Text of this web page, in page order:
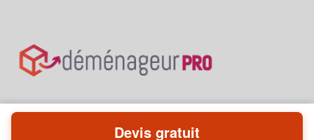
Devis gratuit